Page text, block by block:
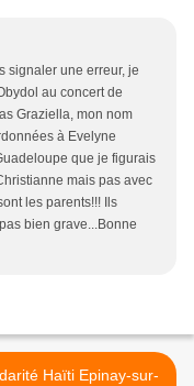
signaler une erreur, je
au concert de
Graziella, mon nom
à Evelyne
que je figurais
mais pas avec
les parents!!! Ils
bien grave...Bonne
Haïti Epinay-sur-